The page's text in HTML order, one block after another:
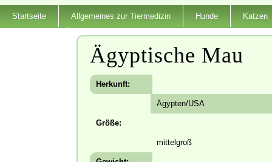
Startseite Allgemeines zur Tiermedizin Hunde Katzen
Ägyptische Mau
Herkunft:
Ägypten/USA
Größe:
mittelgroß